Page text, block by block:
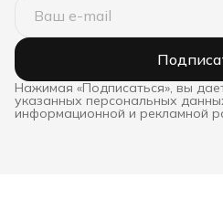
Нажимая «Подписаться», вы
указанных персональных
информационной и рекламной